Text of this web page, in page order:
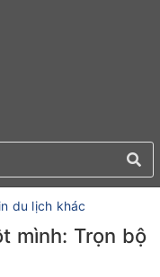
du lịch khác
mình: Trọn bộ